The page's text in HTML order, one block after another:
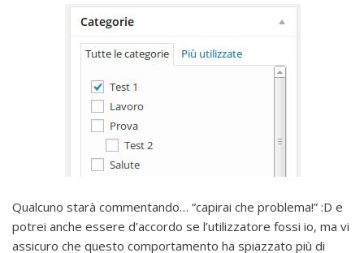
Qualcuno starà commentando… “capirai che problema!” :D e
potrei anche essere d’accordo se l’utilizzatore fossi io, ma vi
assicuro che questo comportamento ha spiazzato più di